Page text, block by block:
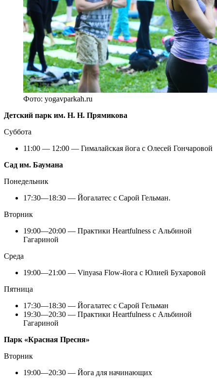
Фото: yogavparkah.ru
Детский парк им. Н. Н. Прямикова
Суббота
11:00 — 12:00 — Гималайская йога с Олесей Гончаровой
Сад им. Баумана
Понедельник
17:30—18:30 — Йогалатес с Сарой Гельман.
Вторник
19:00—20:00 — Практики Heartfulness с Альбиной
Гагариной
Среда
19:00—21:00 — Vinyasa Flow-йога с Юлией Бухаровой
Пятница
17:30—18:30 — Йогалатес с Сарой Гельман
19:30—20:30 — Практики Heartfulness с Альбиной
Гагариной
Парк «Красная Пресня»
Вторник
19:00—20:30 — Йога для начинающих